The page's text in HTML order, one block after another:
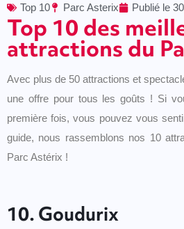
Top 10 Parc Asterix Publié le
Top 10 des
attractions du
Avec plus de 50 attractions et
une offre pour tous les goûts ! Si
première fois, vous pouvez vous
guide, nous rassemblons nos 10
Parc Astérix !
10. Goudurix